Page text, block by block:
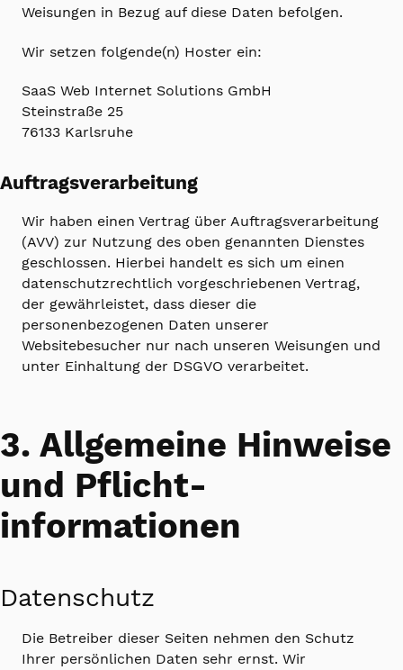
Weisungen in Bezug auf diese Daten befolgen.
Wir setzen folgende(n) Hoster ein:
SaaS Web Internet Solutions GmbH
Steinstraße 25
76133 Karlsruhe
Auftragsverarbeitung
Wir haben einen Vertrag über Auftragsverarbeitung
(AVV) zur Nutzung des oben genannten Dienstes
geschlossen. Hierbei handelt es sich um einen
datenschutzrechtlich vorgeschriebenen Vertrag,
der gewährleistet, dass dieser die
personenbezogenen Daten unserer
Websitebesucher nur nach unseren Weisungen und
unter Einhaltung der DSGVO verarbeitet.
3. Allgemeine Hinweise
und Pflicht­
informationen
Datenschutz
Die Betreiber dieser Seiten nehmen den Schutz
Ihrer persönlichen Daten sehr ernst. Wir